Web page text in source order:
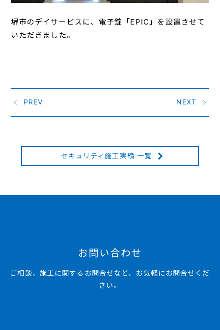
堺市のデイサービスに、電子錠「EPIC」を設置させて
いただきました。
PREV NEXT
セキュリティ施工実績 一覧
お問い合わせ
ご相談、施工に関するお問合せなど、お気軽にお問合せくだ
さい。